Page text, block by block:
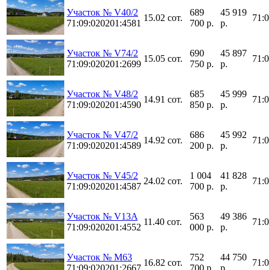
Участок № V40/2
71:09:020201:4581
15.02 сот.
689
700 р.
45 919
р.
Участок № V74/2
71:09:020201:2699
15.05 сот.
690
750 р.
45 897
р.
Участок № V48/2
71:09:020201:4590
14.91 сот.
685
850 р.
45 999
р.
Участок № V47/2
71:09:020201:4589
14.92 сот.
686
200 р.
45 992
р.
Участок № V45/2
71:09:020201:4587
24.02 сот.
1 004
700 р.
41 828
р.
Участок № V13A
71:09:020201:4552
11.40 сот.
563
000 р.
49 386
р.
Участок № M63
71:09:020201:2667
16.82 сот.
752
700 р.
44 750
р.